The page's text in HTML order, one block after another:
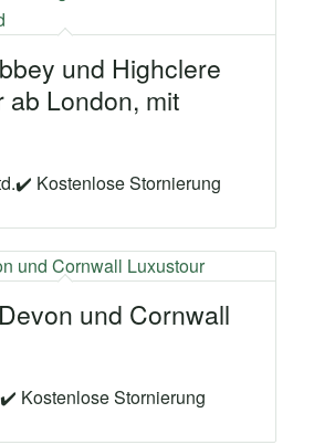
und Highclere
ab London, mit
✔ Kostenlose Stornierung
und Cornwall
✔ Kostenlose Stornierung